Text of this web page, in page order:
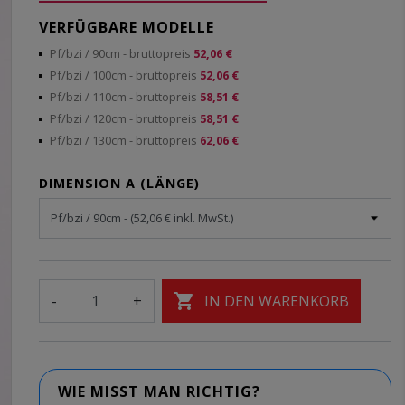
VERFÜGBARE MODELLE
Pf/bzi / 90cm - bruttopreis 52,06 €
Pf/bzi / 100cm - bruttopreis 52,06 €
Pf/bzi / 110cm - bruttopreis 58,51 €
Pf/bzi / 120cm - bruttopreis 58,51 €
Pf/bzi / 130cm - bruttopreis 62,06 €
DIMENSION A (LÄNGE)
- +  IN DEN WARENKORB
WIE MISST MAN RICHTIG?